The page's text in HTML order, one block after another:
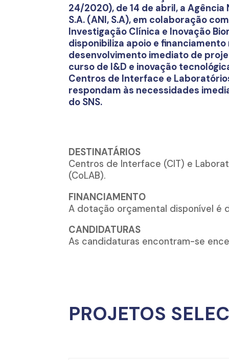
24/2020), de 14 de abril, a Agência
S.A. (ANI, S.A), em colaboração
Investigação Clínica e Inovação
disponibiliza apoio e
desenvolvimento imediato de
curso de I&D e inovação
Centros de Interface e
respondam às necessidades
do SNS.
DESTINATÁRIOS
Centros de Interface (CIT) e
(CoLAB).
FINANCIAMENTO
A dotação orçamental disponível é
CANDIDATURAS
As candidaturas encontram-se
PROJETOS